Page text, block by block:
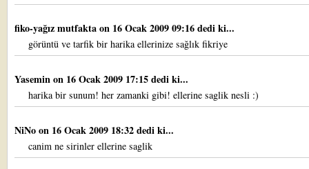
fiko-yağız mutfaktaon 16 Ocak 2009 09:16 dedi ki...
görüntü ve tarfik bir harika ellerinize sağlık fikriye
Yaseminon 16 Ocak 2009 17:15 dedi ki...
harika bir sunum! her zamanki gibi! ellerine saglik nesli :)
NiNoon 16 Ocak 2009 18:32 dedi ki...
canim ne sirinler ellerine saglik